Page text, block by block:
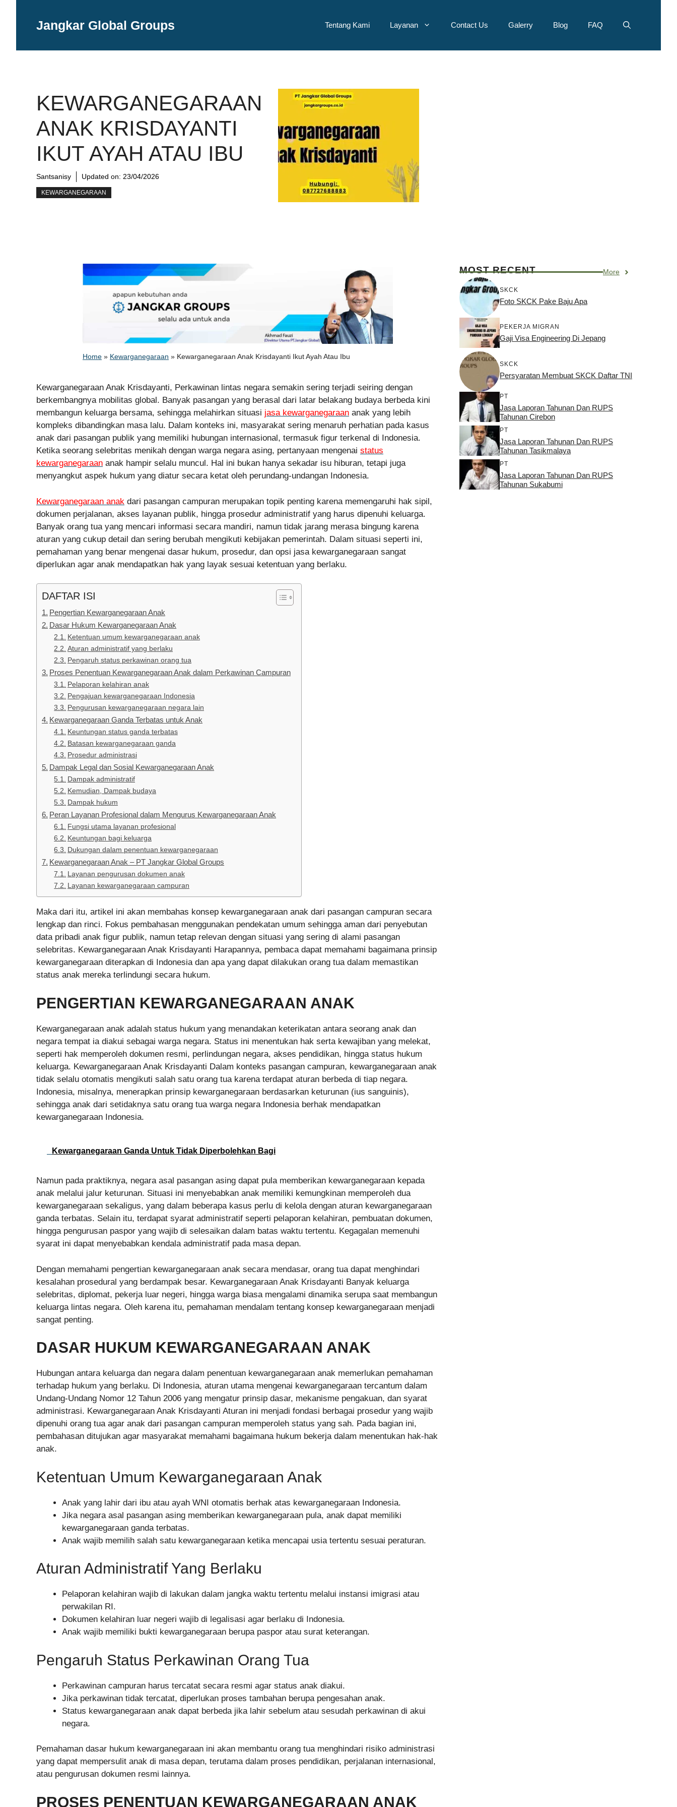
Jangkar Global Groups Tentang Kami Layanan Contact Us Galerry Blog FAQ
KEWARGANEGARAAN
ANAK KRISDAYANTI
IKUT AYAH ATAU IBU
Santsanisy Updated on: 23/04/2026
KEWARGANEGARAAN
Home » Kewarganegaraan » Kewarganegaraan Anak Krisdayanti Ikut Ayah Atau Ibu
Kewarganegaraan Anak Krisdayanti, Perkawinan lintas negara semakin sering terjadi seiring dengan
berkembangnya mobilitas global. Banyak pasangan yang berasal dari latar belakang budaya berbeda kini
membangun keluarga bersama, sehingga melahirkan situasi jasa kewarganegaraan anak yang lebih
kompleks dibandingkan masa lalu. Dalam konteks ini, masyarakat sering menaruh perhatian pada kasus
anak dari pasangan publik yang memiliki hubungan internasional, termasuk figur terkenal di Indonesia.
Ketika seorang selebritas menikah dengan warga negara asing, pertanyaan mengenai status
kewarganegaraan anak hampir selalu muncul. Hal ini bukan hanya sekadar isu hiburan, tetapi juga
menyangkut aspek hukum yang diatur secara ketat oleh perundang-undangan Indonesia.
Kewarganegaraan anak dari pasangan campuran merupakan topik penting karena memengaruhi hak sipil,
dokumen perjalanan, akses layanan publik, hingga prosedur administratif yang harus dipenuhi keluarga.
Banyak orang tua yang mencari informasi secara mandiri, namun tidak jarang merasa bingung karena
aturan yang cukup detail dan sering berubah mengikuti kebijakan pemerintah. Dalam situasi seperti ini,
pemahaman yang benar mengenai dasar hukum, prosedur, dan opsi jasa kewarganegaraan sangat
diperlukan agar anak mendapatkan hak yang layak sesuai ketentuan yang berlaku.
DAFTAR ISI
Pengertian Kewarganegaraan Anak
Dasar Hukum Kewarganegaraan Anak
Ketentuan umum kewarganegaraan anak
Aturan administratif yang berlaku
Pengaruh status perkawinan orang tua
Proses Penentuan Kewarganegaraan Anak dalam Perkawinan Campuran
Pelaporan kelahiran anak
Pengajuan kewarganegaraan Indonesia
Pengurusan kewarganegaraan negara lain
Kewarganegaraan Ganda Terbatas untuk Anak
Keuntungan status ganda terbatas
Batasan kewarganegaraan ganda
Prosedur administrasi
Dampak Legal dan Sosial Kewarganegaraan Anak
Dampak administratif
Kemudian, Dampak budaya
Dampak hukum
Peran Layanan Profesional dalam Mengurus Kewarganegaraan Anak
Fungsi utama layanan profesional
Keuntungan bagi keluarga
Dukungan dalam penentuan kewarganegaraan
Kewarganegaraan Anak – PT Jangkar Global Groups
Layanan pengurusan dokumen anak
Layanan kewarganegaraan campuran
Maka dari itu, artikel ini akan membahas konsep kewarganegaraan anak dari pasangan campuran secara
lengkap dan rinci. Fokus pembahasan menggunakan pendekatan umum sehingga aman dari penyebutan
data pribadi anak figur publik, namun tetap relevan dengan situasi yang sering di alami pasangan
selebritas. Kewarganegaraan Anak Krisdayanti Harapannya, pembaca dapat memahami bagaimana prinsip
kewarganegaraan diterapkan di Indonesia dan apa yang dapat dilakukan orang tua dalam memastikan
status anak mereka terlindungi secara hukum.
PENGERTIAN KEWARGANEGARAAN ANAK
Kewarganegaraan anak adalah status hukum yang menandakan keterikatan antara seorang anak dan
negara tempat ia diakui sebagai warga negara. Status ini menentukan hak serta kewajiban yang melekat,
seperti hak memperoleh dokumen resmi, perlindungan negara, akses pendidikan, hingga status hukum
keluarga. Kewarganegaraan Anak Krisdayanti Dalam konteks pasangan campuran, kewarganegaraan anak
tidak selalu otomatis mengikuti salah satu orang tua karena terdapat aturan berbeda di tiap negara.
Indonesia, misalnya, menerapkan prinsip kewarganegaraan berdasarkan keturunan (ius sanguinis),
sehingga anak dari setidaknya satu orang tua warga negara Indonesia berhak mendapatkan
kewarganegaraan Indonesia.
Kewarganegaraan Ganda Untuk Tidak Diperbolehkan Bagi
Namun pada praktiknya, negara asal pasangan asing dapat pula memberikan kewarganegaraan kepada
anak melalui jalur keturunan. Situasi ini menyebabkan anak memiliki kemungkinan memperoleh dua
kewarganegaraan sekaligus, yang dalam beberapa kasus perlu di kelola dengan aturan kewarganegaraan
ganda terbatas. Selain itu, terdapat syarat administratif seperti pelaporan kelahiran, pembuatan dokumen,
hingga pengurusan paspor yang wajib di selesaikan dalam batas waktu tertentu. Kegagalan memenuhi
syarat ini dapat menyebabkan kendala administratif pada masa depan.
Dengan memahami pengertian kewarganegaraan anak secara mendasar, orang tua dapat menghindari
kesalahan prosedural yang berdampak besar. Kewarganegaraan Anak Krisdayanti Banyak keluarga
selebritas, diplomat, pekerja luar negeri, hingga warga biasa mengalami dinamika serupa saat membangun
keluarga lintas negara. Oleh karena itu, pemahaman mendalam tentang konsep kewarganegaraan menjadi
sangat penting.
DASAR HUKUM KEWARGANEGARAAN ANAK
Hubungan antara keluarga dan negara dalam penentuan kewarganegaraan anak memerlukan pemahaman
terhadap hukum yang berlaku. Di Indonesia, aturan utama mengenai kewarganegaraan tercantum dalam
Undang-Undang Nomor 12 Tahun 2006 yang mengatur prinsip dasar, mekanisme pengakuan, dan syarat
administrasi. Kewarganegaraan Anak Krisdayanti Aturan ini menjadi fondasi berbagai prosedur yang wajib
dipenuhi orang tua agar anak dari pasangan campuran memperoleh status yang sah. Pada bagian ini,
pembahasan ditujukan agar masyarakat memahami bagaimana hukum bekerja dalam menentukan hak-hak
anak.
Ketentuan Umum Kewarganegaraan Anak
Anak yang lahir dari ibu atau ayah WNI otomatis berhak atas kewarganegaraan Indonesia.
Jika negara asal pasangan asing memberikan kewarganegaraan pula, anak dapat memiliki
kewarganegaraan ganda terbatas.
Anak wajib memilih salah satu kewarganegaraan ketika mencapai usia tertentu sesuai peraturan.
Aturan Administratif Yang Berlaku
Pelaporan kelahiran wajib di lakukan dalam jangka waktu tertentu melalui instansi imigrasi atau
perwakilan RI.
Dokumen kelahiran luar negeri wajib di legalisasi agar berlaku di Indonesia.
Anak wajib memiliki bukti kewarganegaraan berupa paspor atau surat keterangan.
Pengaruh Status Perkawinan Orang Tua
Perkawinan campuran harus tercatat secara resmi agar status anak diakui.
Jika perkawinan tidak tercatat, diperlukan proses tambahan berupa pengesahan anak.
Status kewarganegaraan anak dapat berbeda jika lahir sebelum atau sesudah perkawinan di akui
negara.
Pemahaman dasar hukum kewarganegaraan ini akan membantu orang tua menghindari risiko administrasi
yang dapat mempersulit anak di masa depan, terutama dalam proses pendidikan, perjalanan internasional,
atau pengurusan dokumen resmi lainnya.
PROSES PENENTUAN KEWARGANEGARAAN ANAK
MOST RECENT More
SKCK
Foto SKCK Pake Baju Apa
PEKERJA MIGRAN
Gaji Visa Engineering Di Jepang
SKCK
Persyaratan Membuat SKCK Daftar TNI
PT
Jasa Laporan Tahunan Dan RUPS
Tahunan Cirebon
PT
Jasa Laporan Tahunan Dan RUPS
Tahunan Tasikmalaya
PT
Jasa Laporan Tahunan Dan RUPS
Tahunan Sukabumi